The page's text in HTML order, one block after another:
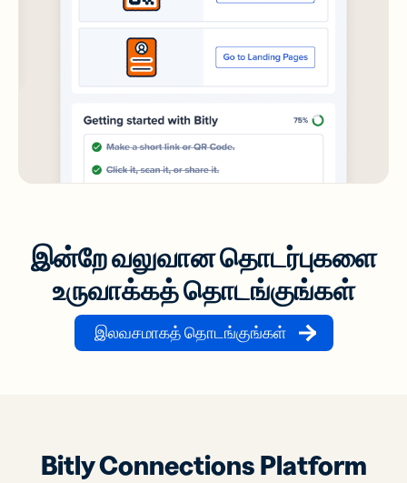
இன்றே வலுவான தொடர்புகளை
உருவாக்கத் தொடங்குங்கள்
இலவசமாகத் தொடங்குங்கள்
Bitly Connections Platform